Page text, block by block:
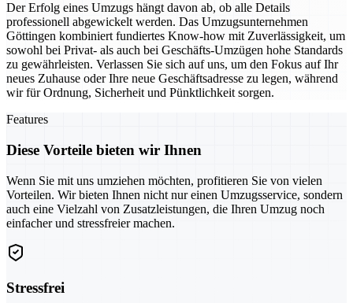
Der Erfolg eines Umzugs hängt davon ab, ob alle Details
professionell abgewickelt werden. Das Umzugsunternehmen
Göttingen kombiniert fundiertes Know-how mit Zuverlässigkeit, um
sowohl bei Privat- als auch bei Geschäfts-Umzügen hohe Standards
zu gewährleisten. Verlassen Sie sich auf uns, um den Fokus auf Ihr
neues Zuhause oder Ihre neue Geschäftsadresse zu legen, während
wir für Ordnung, Sicherheit und Pünktlichkeit sorgen.
Features
Diese Vorteile bieten wir Ihnen
Wenn Sie mit uns umziehen möchten, profitieren Sie von vielen
Vorteilen. Wir bieten Ihnen nicht nur einen Umzugsservice, sondern
auch eine Vielzahl von Zusatzleistungen, die Ihren Umzug noch
einfacher und stressfreier machen.
Stressfrei